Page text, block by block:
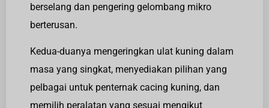
berselang dan pengering gelombang mikro
berterusan.
Kedua-duanya mengeringkan ulat kuning dalam
masa yang singkat, menyediakan pilihan yang
pelbagai untuk penternak cacing kuning, dan
memilih peralatan yang sesuai mengikut